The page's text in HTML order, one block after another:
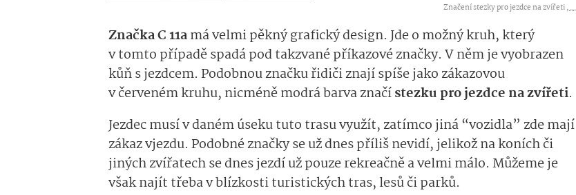
Značení stezky pro jezdce na zvířeti ,...
Značka C 11amá velmi pěkný grafický design. Jde o možný kruh, který
v tomto případě spadá pod takzvané příkazové značky. V něm je vyobrazen
kůň s jezdcem. Podobnou značku řidiči znají spíše jako zákazovou
v červeném kruhu, nicméně modrá barva značístezku pro jezdce na zvířeti.
Jezdec musí v daném úseku tuto trasu využít, zatímco jiná “vozidla” zde mají
zákaz vjezdu. Podobné značky se už dnes příliš nevidí, jelikož na koních či
jiných zvířatech se dnes jezdí už pouze rekreačně a velmi málo. Můžeme je
však najít třeba v blízkosti turistických tras, lesů či parků.